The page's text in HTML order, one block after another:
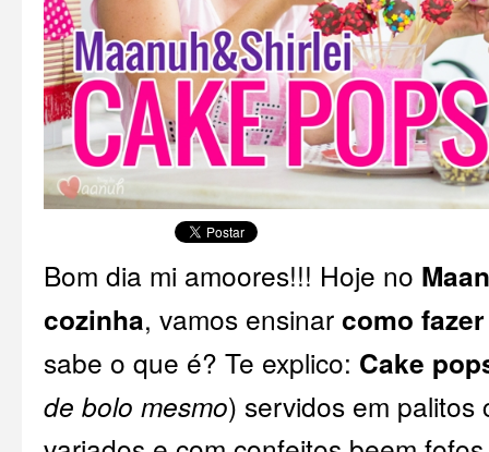
Bom dia mi amoores!!! Hoje no
cozinha, vamos ensinar como
sabe o que é? Te explico: Cake
de bolo mesmo) servidos em palitos